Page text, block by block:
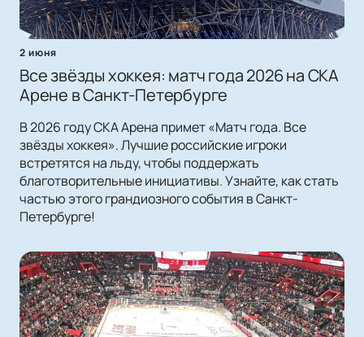
2 июня
Все звёзды хоккея: матч года 2026 на СКА
Арене в Санкт-Петербурге
В 2026 году СКА Арена примет «Матч года. Все
звёзды хоккея». Лучшие российские игроки
встретятся на льду, чтобы поддержать
благотворительные инициативы. Узнайте, как стать
частью этого грандиозного события в Санкт-
Петербурге!